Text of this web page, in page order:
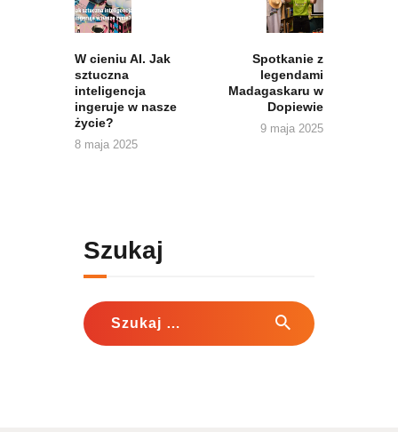
W cieniu AI. Jak
sztuczna
inteligencja
ingeruje w nasze
życie?
8 maja 2025
Spotkanie z
legendami
Madagaskaru w
Dopiewie
9 maja 2025
Szukaj
Szukaj: